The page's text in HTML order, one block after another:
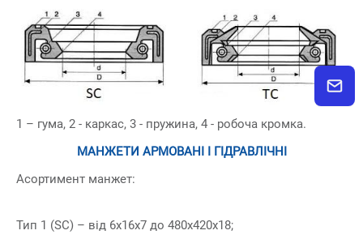
1 – гума, 2 - каркас, 3 - пружина, 4 - робоча кромка.
МАНЖЕТИ АРМОВАНІ І ГІДРАВЛІЧНІ
Асортимент манжет:
Тип 1 (SC) – від 6х16х7 до 480х420х18;